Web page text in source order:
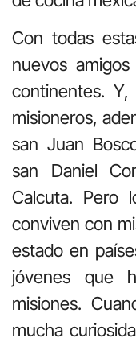
Con todas
nuevos
continentes.
misioneros,
san Juan
san Daniel
Calcuta. Pero
conviven con
estado en
jóvenes que
misiones.
mucha